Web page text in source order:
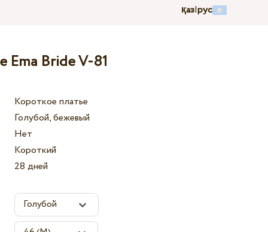
қаз|рус
Ema Bride V-81
Короткое платье
Голубой, бежевый
Нет
Короткий
28 дней